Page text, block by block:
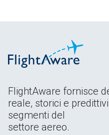
FlightAware fornisce
reale, storici e
segmenti del
settore aereo.